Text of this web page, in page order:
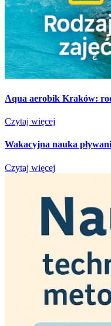
Aqua aerobik Kraków:
Czytaj więcej
Wakacyjna nauka
Czytaj więcej